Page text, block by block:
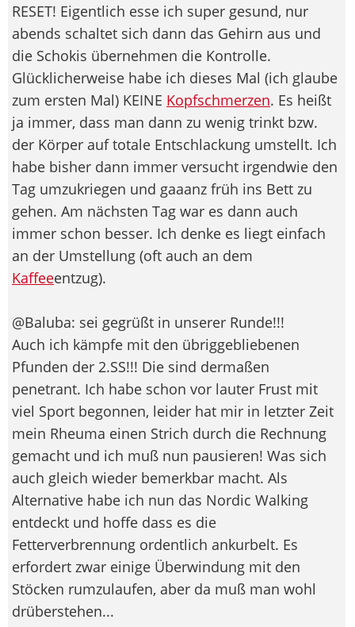
RESET! Eigentlich esse ich super gesund, nur
abends schaltet sich dann das Gehirn aus und
die Schokis übernehmen die Kontrolle.
Glücklicherweise habe ich dieses Mal (ich glaube
zum ersten Mal) KEINE Kopfschmerzen. Es heißt
ja immer, dass man dann zu wenig trinkt bzw.
der Körper auf totale Entschlackung umstellt. Ich
habe bisher dann immer versucht irgendwie den
Tag umzukriegen und gaaanz früh ins Bett zu
gehen. Am nächsten Tag war es dann auch
immer schon besser. Ich denke es liegt einfach
an der Umstellung (oft auch an dem
Kaffeeentzug).
@Baluba: sei gegrüßt in unserer Runde!!!
Auch ich kämpfe mit den übriggebliebenen
Pfunden der 2.SS!!! Die sind dermaßen
penetrant. Ich habe schon vor lauter Frust mit
viel Sport begonnen, leider hat mir in letzter Zeit
mein Rheuma einen Strich durch die Rechnung
gemacht und ich muß nun pausieren! Was sich
auch gleich wieder bemerkbar macht. Als
Alternative habe ich nun das Nordic Walking
entdeckt und hoffe dass es die
Fetterverbrennung ordentlich ankurbelt. Es
erfordert zwar einige Überwindung mit den
Stöcken rumzulaufen, aber da muß man wohl
drüberstehen...